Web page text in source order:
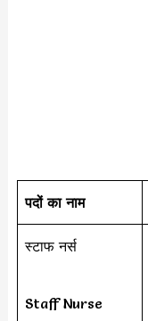
पदों का नाम
स्टाफ नर्स
Staff Nurse